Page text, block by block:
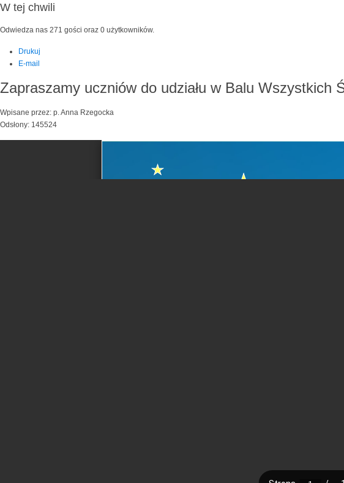
W tej chwili
Odwiedza nas 271 gości oraz 0 użytkowników.
Drukuj
E-mail
Zapraszamy uczniów do udziału w Balu Wszystkich
Wpisane przez: p. Anna Rzegocka
Odsłony: 145524